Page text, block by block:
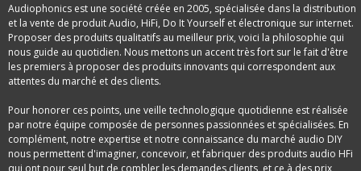
Audiophonics est une société créée en 2005, spécialisée dans la distribution
et la vente de produit Audio, HiFi, Do It Yourself et électronique sur internet.
Proposer des produits qualitatifs au meilleur prix, voici la philosophie qui
nous guide au quotidien. Nous mettons un accent très fort sur le fait d'être
les premiers à proposer des produits innovants qui correspondent aux
attentes du marché et des clients.
Pour honorer ces points, une veille technologique quotidienne est réalisée
par notre équipe composée de personnes passionnées et spécialisées. En
complément, notre expertise et notre connaissance du marché audio DIY
nous permettent d'imaginer, concevoir, et fabriquer des produits audio HFi
qui ont pour seul but de combler les demandes clients, et ce à des prix